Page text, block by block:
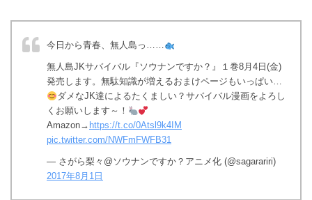
今日から青春、無人島っ……
無人島JKサバイバル『ソウナンですか？』１巻8月4日(金)
発売します。無駄知識が増えるおまけページもいっぱい…
ダメなJK達によるたくましい？サバイバル漫画をよろし
くお願いします～！
Amazon→ https://t.co/0Atsl9k4IM
pic.twitter.com/NWFmFWFB31
— さがら梨々@ソウナンですか？アニメ化 (@sagarariri)
2017年8月1日